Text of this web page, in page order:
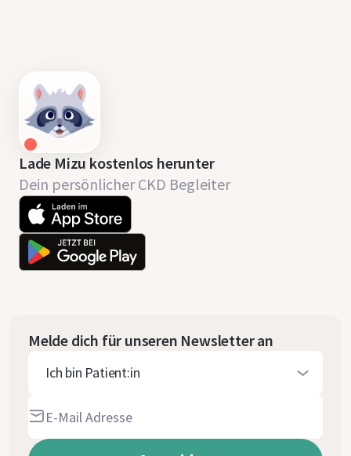
Lade Mizu kostenlos herunter
Dein persönlicher CKD Begleiter
Melde dich für unseren Newsletter an
Ich bin Patient:in